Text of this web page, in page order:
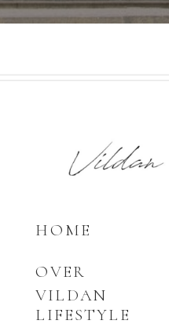
OVER
VILDAN
HOME
LIFESTYLE